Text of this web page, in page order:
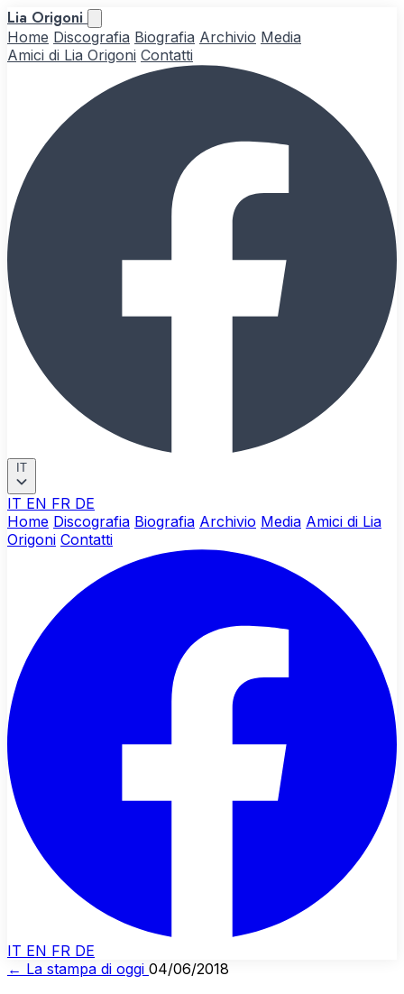
Lia Origoni
Home Discografia Biografia Archivio Media
Amici di Lia Origoni Contatti
IT
IT EN FR DE
Home Discografia Biografia Archivio Media Amici di Lia
Origoni Contatti
IT EN FR DE
← La stampa di oggi 04/06/2018